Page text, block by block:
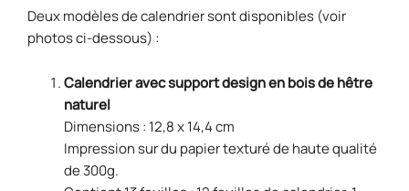
Deux modèles de calendrier sont disponibles (voir
photos ci-dessous) :
Calendrier avec support design en boisde hêtre
naturel
Dimensions : 12,8 x 14,4 cm
Impression sur du papier texturé de haute qualité
de 300g.